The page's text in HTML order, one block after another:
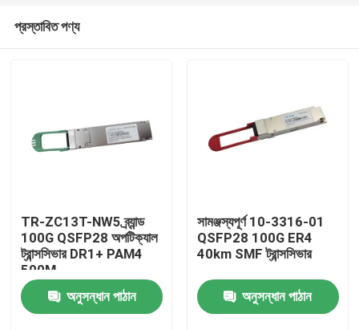
প্রস্তাবিত পণ্য
TR-ZC13T-NW5 ব্র্যান্ড
100G QSFP28 অপটিক্যাল
ট্রান্সসিভার DR1+ PAM4
500M
অনুসন্ধান পাঠান
সামঞ্জস্যপূর্ণ 10-3316-01
QSFP28 100G ER4
40km SMF ট্রান্সসিভার
অনুসন্ধান পাঠান